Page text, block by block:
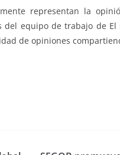
representan la
equipo de trabajo de
de opiniones